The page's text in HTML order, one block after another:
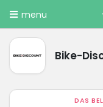
menu
Bike-
DAS